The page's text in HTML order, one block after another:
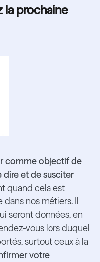
la prochaine
comme objectif de
dire et de susciter
quand cela est
dans nos métiers. Il
seront données, en
vous lors duquel
surtout ceux à la
votre